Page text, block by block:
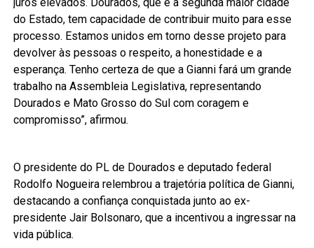
do Estado, tem capacidade de contribuir muito para esse
processo. Estamos unidos em torno desse projeto para
devolver às pessoas o respeito, a honestidade e a
esperança. Tenho certeza de que a Gianni fará um grande
trabalho na Assembleia Legislativa, representando
Dourados e Mato Grosso do Sul com coragem e
compromisso”, afirmou.
O presidente do PL de Dourados e deputado federal
Rodolfo Nogueira relembrou a trajetória política de Gianni,
destacando a confiança conquistada junto ao ex-
presidente Jair Bolsonaro, que a incentivou a ingressar na
vida pública.